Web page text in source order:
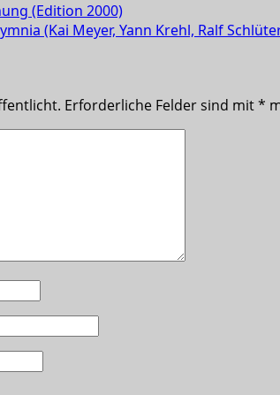
(Edition 2000)
(Kai Meyer, Yann Krehl, Ralf
Erforderliche Felder sind mit*